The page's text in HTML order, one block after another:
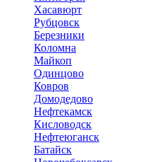
Хасавюрт
Рубцовск
Березники
Коломна
Майкоп
Одинцово
Ковров
Домодедово
Нефтекамск
Кисловодск
Нефтеюганск
Батайск